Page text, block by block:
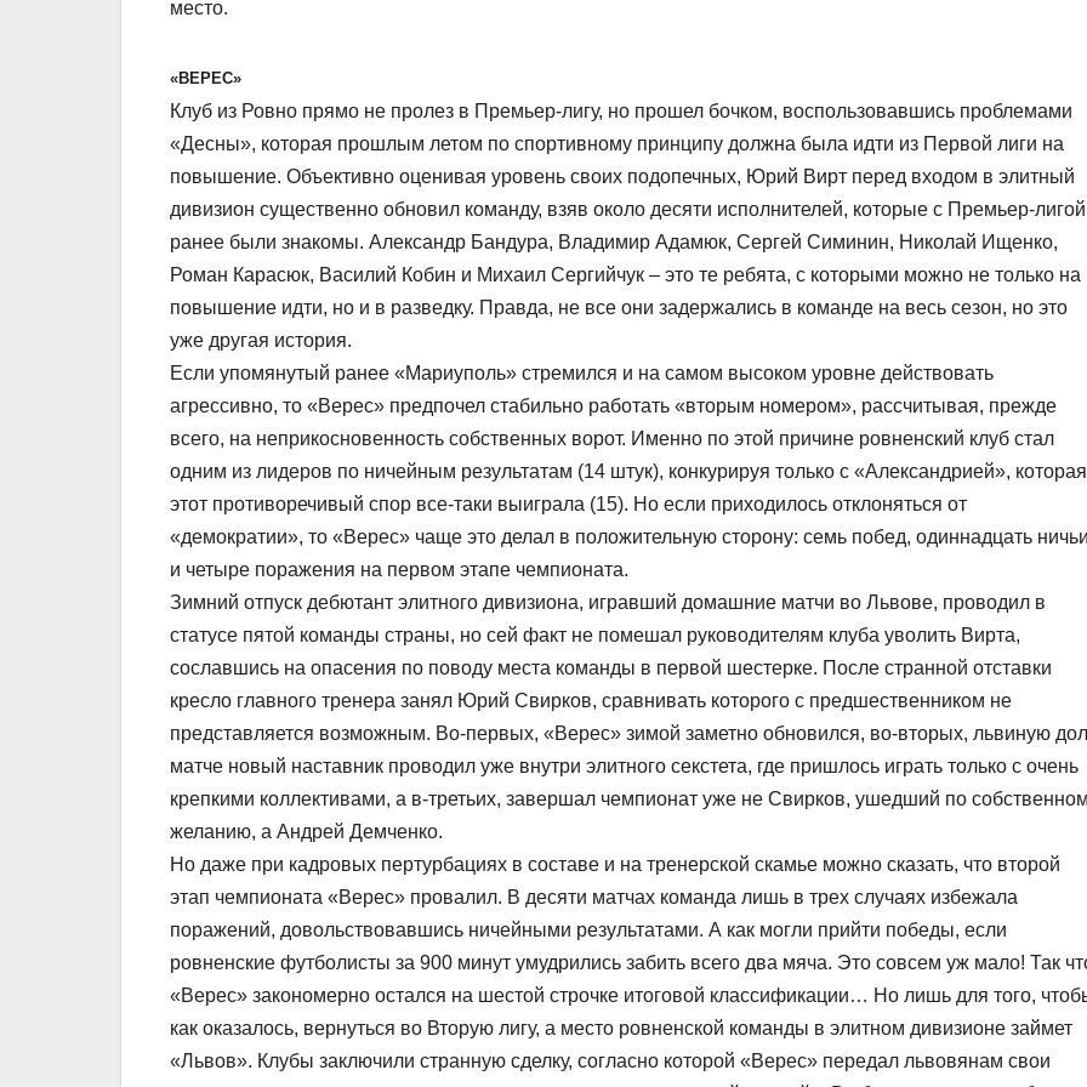
место.
«ВЕРЕС»
Клуб из Ровно прямо не пролез в Премьер-лигу, но прошел бочком, воспользовавшись проблемами
«Десны», которая прошлым летом по спортивному принципу должна была идти из Первой лиги на
повышение. Объективно оценивая уровень своих подопечных, Юрий Вирт перед входом в элитный
дивизион существенно обновил команду, взяв около десяти исполнителей, которые с Премьер-лигой
ранее были знакомы. Александр Бандура, Владимир Адамюк, Сергей Симинин, Николай Ищенко,
Роман Карасюк, Василий Кобин и Михаил Сергийчук – это те ребята, с которыми можно не только на
повышение идти, но и в разведку. Правда, не все они задержались в команде на весь сезон, но это
уже другая история.
Если упомянутый ранее «Мариуполь» стремился и на самом высоком уровне действовать
агрессивно, то «Верес» предпочел стабильно работать «вторым номером», рассчитывая, прежде
всего, на неприкосновенность собственных ворот. Именно по этой причине ровненский клуб стал
одним из лидеров по ничейным результатам (14 штук), конкурируя только с «Александрией», которая
этот противоречивый спор все-таки выиграла (15). Но если приходилось отклоняться от
«демократии», то «Верес» чаще это делал в положительную сторону: семь побед, одиннадцать
и четыре поражения на первом этапе чемпионата.
Зимний отпуск дебютант элитного дивизиона, игравший домашние матчи во Львове, проводил в
статусе пятой команды страны, но сей факт не помешал руководителям клуба уволить Вирта,
сославшись на опасения по поводу места команды в первой шестерке. После странной отставки
кресло главного тренера занял Юрий Свирков, сравнивать которого с предшественником не
представляется возможным. Во-первых, «Верес» зимой заметно обновился, во-вторых, львиную
матче новый наставник проводил уже внутри элитного секстета, где пришлось играть только с очень
крепкими коллективами, а в-третьих, завершал чемпионат уже не Свирков, ушедший по
желанию, а Андрей Демченко.
Но даже при кадровых пертурбациях в составе и на тренерской скамье можно сказать, что второй
этап чемпионата «Верес» провалил. В десяти матчах команда лишь в трех случаях избежала
поражений, довольствовавшись ничейными результатами. А как могли прийти победы, если
ровненские футболисты за 900 минут умудрились забить всего два мяча. Это совсем уж мало! Так
«Верес» закономерно остался на шестой строчке итоговой классификации… Но лишь для того,
как оказалось, вернуться во Вторую лигу, а место ровненской команды в элитном дивизионе займет
«Львов». Клубы заключили странную сделку, согласно которой «Верес» передал львовянам свои